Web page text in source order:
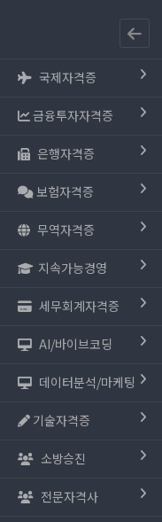
국제자격증
금융투자자격증
은행자격증
보험자격증
무역자격증
지속가능경영
세무회계자격증
AI/바이브코딩
데이터분석/마케팅
기술자격증
소방승진
전문자격사